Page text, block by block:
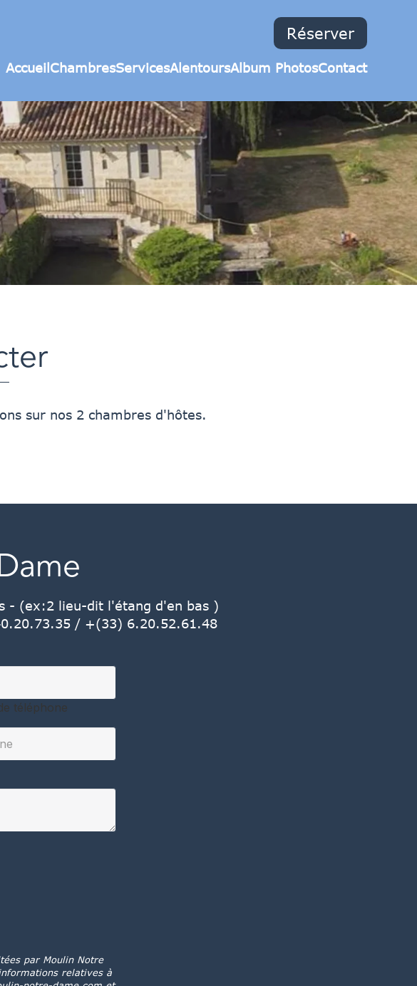
Réserver
AccueilChambresServicesAlentoursAlbum PhotosContact
sur nos 2 chambres d'hôtes.
- (ex:2 lieu-dit l'étang d'en bas )
/ +(33) 6.20.52.61.48
téléphone
par Moulin Notre
relatives à